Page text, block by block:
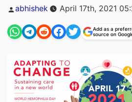
Posted
by
abhishek April 17th, 2021
Add as a
source on